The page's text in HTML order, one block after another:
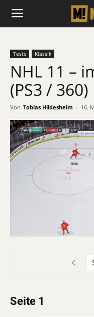
Tests Klassik
NHL 11 –
(PS3 / 360)
Von Tobias Hildesheim - 16.
Seite 1